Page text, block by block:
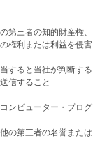
第三者の知的財産権、
権利または利益を侵害
すると当社が判断する
信すること
ンピューター・プログ
の第三者の名誉または